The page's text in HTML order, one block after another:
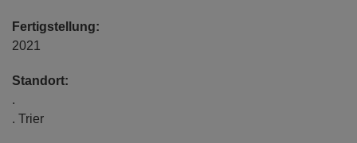
Fertigstellung:
2021
Standort:
.
. Trier